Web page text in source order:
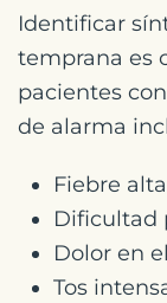
Identificar
temprana es
pacientes
de alarma
Fiebre
Dificultad
Dolor en
Tos